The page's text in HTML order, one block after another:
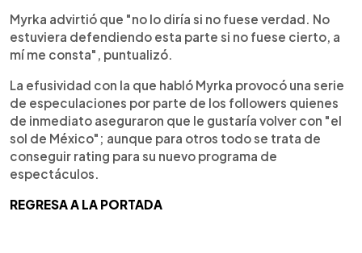
Myrka advirtió que "no lo diría si no fuese verdad. No
estuviera defendiendo esta parte si no fuese cierto, a
mí me consta", puntualizó.
La efusividad con la que habló Myrka provocó una serie
de especulaciones por parte de los followers quienes
de inmediato aseguraron que le gustaría volver con "el
sol de México"; aunque para otros todo se trata de
conseguir rating para su nuevo programa de
espectáculos.
REGRESA A LA PORTADA